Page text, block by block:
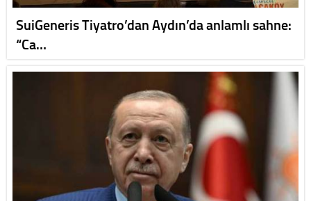
SuiGeneris Tiyatro’dan Aydın’da anlamlı sahne:
“Ca…